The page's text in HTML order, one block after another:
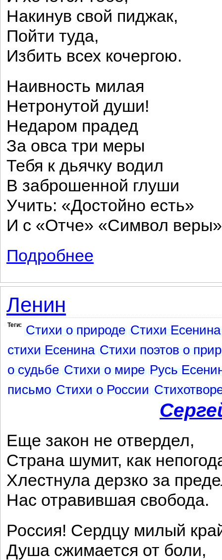
Накинув свой пиджак,
Пойти туда,
Избить всех кочергою.
Наивность милая
Нетронутой души!
Недаром прадед
За овса три меры
Тебя к дьячку водил
В заброшенной глуши
Учить: «Достойно есть»
И с «Отче» «Символ
Подробнее
Ленин
Теги: Стихи о природе Стихи
стихи Есенина Стихи поэтов о
о судьбе Стихи о мире Русь
письмо Стихи о России
Еще закон не отвердел,
Страна шумит, как
Хлестнула дерзко за
Нас отравившая свобода.
Россия! Сердцу милый
Душа сжимается от боли,